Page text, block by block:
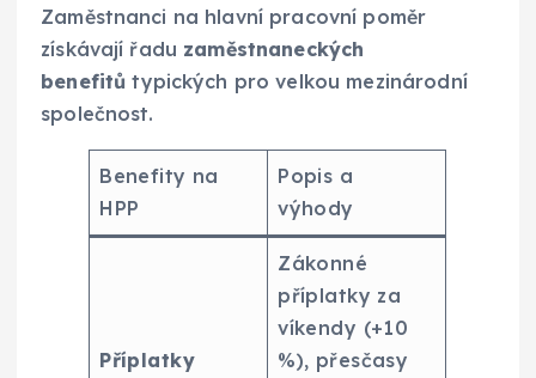
Zaměstnanci na hlavní pracovní poměr
získávají řadu zaměstnaneckých
benefitů typických pro velkou mezinárodní
společnost.
Benefity na
HPP
Popis a
výhody
Příplatky
Zákonné
příplatky za
víkendy (+10
%), přesčasy